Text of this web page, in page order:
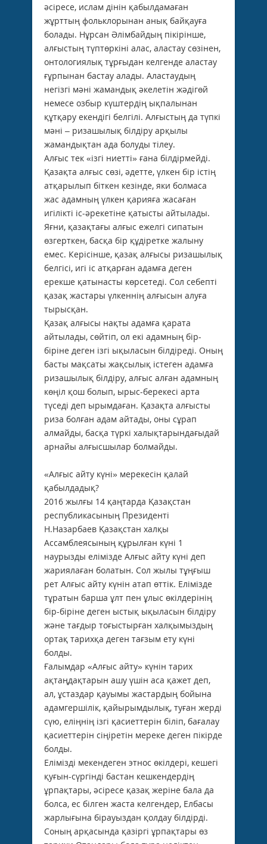
әсіресе, ислам дінін қабылдамаған
жұрттың фольклорынан анық байқауға
болады. Нұрсан Әлімбайдың пікірінше,
алғыстың түптөркіні алас, алас­тау сөзінен,
онтологиялық тұрғыдан келгенде алас­тау
ғұрпынан бастау алады. Аластаудың
негізгі мәні жамандық әкелетін жәдігөй
немесе озбыр күштердің ықпалынан
құтқару екендігі белгілі. Алғыстың да түпкі
мәні – ризашылық білдіру арқылы
жамандықтан ада болуды тілеу.
Алғыс тек «ізгі ниетті» ғана білдірмейді.
Қазақта алғыс сөзі, әдетте, үлкен бір істің
атқарылып біткен кезінде, яки болмаса
жас адамның үлкен қарияға жасаған
игілікті іс-әрекетіне қатысты айтылады.
Яғни, қазақтағы алғыс ежелгі сипатын
өзгерткен, басқа бір құдіретке жалыну
емес. Керісінше, қазақ алғысы ризашылық
белгісі, игі іс атқарған адамға деген
ерекше қатынасты көрсетеді. Сол себепті
қазақ жастары үлкеннің алғысын алуға
тырысқан.
Қазақ алғысы нақты адамға қарата
айтылады, сөйтіп, ол екі адамның бір-
біріне деген ізгі ықыласын білдіреді. Оның
бас­ты мақсаты жақсылық істеген адамға
ризашылық білдіру, алғыс алған адамның
көңіл қош болып, ырыс-берекесі арта
түседі деп ырымдаған. Қазақта алғысты
риза болған адам айтады, оны сұрап
алмайды, басқа түркі халықтарындағыдай
арнайы алғысшылар болмайды.
«Алғыс айту күні» мерекесін қалай
қабылдадық?
2016 жылғы 14 қаңтарда Қазақстан
республикасының Президенті
Н.Назарбаев Қазақстан халқы
Ассамблеясының құрылған күні 1
наурызды елімізде Алғыс айту күні деп
жариялаған болатын. Сол жылы тұңғыш
рет Алғыс айту күнін атап өттік. Елімізде
тұратын барша ұлт пен ұлыс өкілдерінің
бір-біріне деген ыстық ықыласын білдіру
және тағдыр тоғыстырған халқымыздың
ортақ тарихқа деген тағзым ету күні
болды.
Ғалымдар «Алғыс айту» күнін тарих
ақтаңдақтарын ашу үшін аса қажет деп,
ал, ұстаздар қауымы жастардың бойына
адамгершілік, қайырымдылық, туған жерді
сүю, еліңнің ізгі қасиеттерін біліп, бағалау
қасиеттерін сіңіретін мереке деген пікірде
болды.
Елімізді мекендеген этнос өкілдері, кешегі
қуғын-сүргінді бастан кешкендердің
ұрпақтары, әсіресе қазақ жеріне бала да
болса, ес білген жаста келгендер, Елбасы
жарлығына бірауыздан қолдау білдірді.
Соның арқасында қазіргі ұрпақтары өз